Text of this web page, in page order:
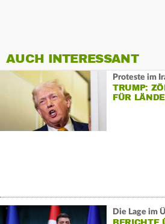
AUCH INTERESSANT
Proteste im
TRUMP:
FÜR
Die Lage im